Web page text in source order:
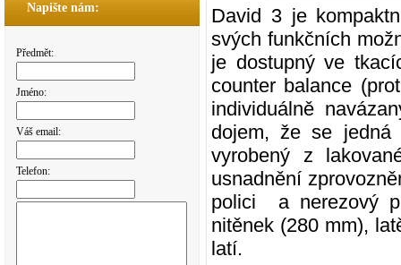
Napište nám:
Předmět:
Jméno:
Váš email:
Telefon:
David 3 je
svých funkčních
je dostupný ve
counter balance
individuálně
dojem, že se
vyrobený z
usnadnění
polici a nerezový
nitěnek (280 mm),
latí.